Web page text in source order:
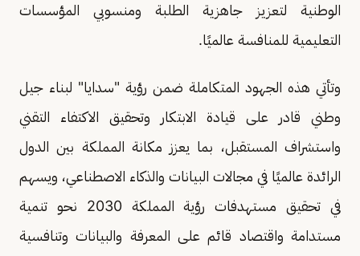
الوطنية لتعزيز جاهزية الطلبة ومنسوبي المؤسسات
التعليمية للمنافسة عالميًا.
وتأتي هذه الجهود المتكاملة ضمن رؤية "سدايا" لبناء جيل
وطني قادر على قيادة الابتكار وتحقيق الاكتفاء التقني
واستشراف المستقبل، بما يعزز مكانة المملكة بين الدول
الرائدة عالميًا في مجالات البيانات والذكاء الاصطناعي، ويسهم
في تحقيق مستهدفات رؤية المملكة 2030 نحو تنمية
مستدامة واقتصاد قائم على المعرفة والبيانات وتنافسية